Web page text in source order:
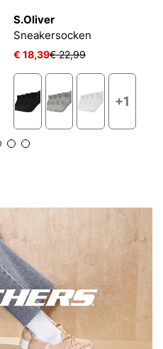
S.Oliver
Sneakersocken
€ 18,39€ 22,99
+1